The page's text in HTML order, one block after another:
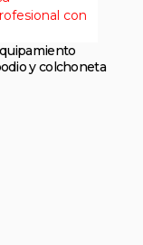
y colchoneta